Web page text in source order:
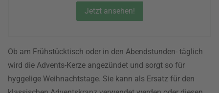
Jetzt ansehen!
Ob am Frühstücktisch oder in den Abendstunden- täglich
wird die Advents-Kerze angezündet und sorgt so für
hyggelige Weihnachtstage. Sie kann als Ersatz für den